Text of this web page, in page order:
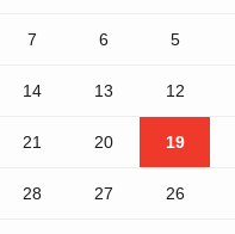
5
6
7
12
13
14
19
20
21
26
27
28